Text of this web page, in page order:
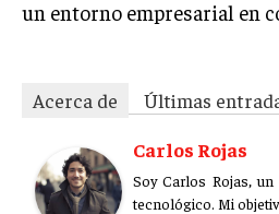
un entorno empresarial en
Acerca de
Últimas
Carlos Rojas
Soy Carlos Rojas,
tecnológico. Mi